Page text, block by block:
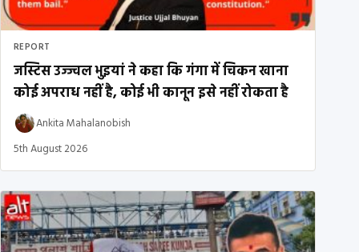
REPORT
जस्टिस उज्ज्वल भुइयां ने कहा कि गंगा में चिकन खाना
कोई अपराध नहीं है, कोई भी कानून इसे नहीं रोकता है
Ankita Mahalanobish
5th August 2026